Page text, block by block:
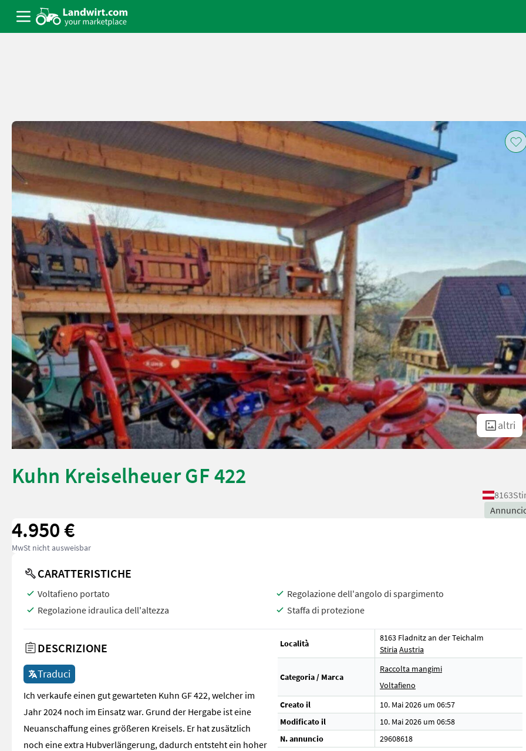
altri
Kuhn Kreiselheuer GF 422
8163
4.950 €
MwSt nicht ausweisbar
CARATTERISTICHE
Voltafieno portato
Regolazione dell'angolo di spargimento
Regolazione idraulica dell'altezza
Staffa di protezione
DESCRIZIONE
Traduci
Ich verkaufe einen gut gewarteten Kuhn GF 422, welcher im
Jahr 2024 noch im Einsatz war. Grund der Hergabe ist eine
Neuanschaffung eines größeren Kreisels. Er hat zusätzlich
noch eine extra Hubverlängerung, dadurch entsteht ein hoher
Località
8163 Fladnitz an der Teichalm
Stiria Austria
Categoria / Marca
Raccolta mangimi
Voltafieno
Creato il
10. Mai 2026 um 06:57
Modificato il
10. Mai 2026 um 06:58
N. annuncio
29608618